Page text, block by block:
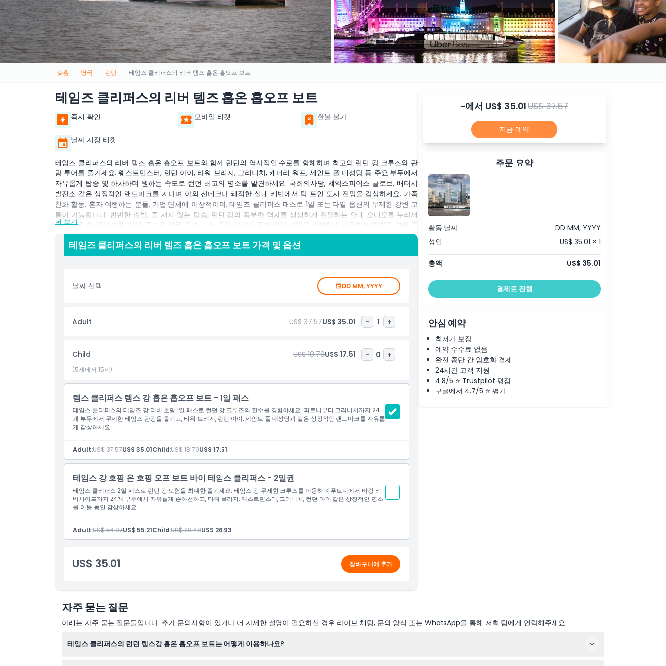
홈 영국 런던 테임즈 클리퍼스의 리버 템즈 홉온 홉오프 보트
테임즈 클리퍼스의 리버 템즈 홉온 홉오프 보트
즉시 확인 모바일 티켓 환불 불가
날짜 지정 티켓
테임즈 클리퍼스의 리버 템즈 홉온 홉오프 보트와 함께 런던의 역사적인 수로를 항해하며 최고의 런던 강 크루즈와 관
광 투어를 즐기세요. 웨스트민스터, 런던 아이, 타워 브리지, 그리니치, 캐너리 워프, 세인트 폴 대성당 등 주요 부두에서
자유롭게 탑승 및 하차하며 원하는 속도로 런던 최고의 명소를 발견하세요. 국회의사당, 셰익스피어스 글로브, 배터시
발전소 같은 상징적인 랜드마크를 지나며 야외 선데크나 쾌적한 실내 캐빈에서 탁 트인 도시 전망을 감상하세요. 가족
친화 활동, 혼자 여행하는 분들, 기업 단체에 이상적이며, 테임즈 클리퍼스 패스로 1일 또는 다일 옵션의 무제한 강변 교
통이 가능합니다. 빈번한 출발, 줄 서지 않는 탑승, 런던 강의 풍부한 역사를 생생하게 전달하는 안내 오디오를 누리세
요. 로맨틱한 런던 여행 일정, 즐거운 영국 휴가, 또는 중앙 런던과 동부 런던 지역을 간편하게 이동하는 방법을 계획 중
이라면, 테임즈 클리퍼스의 리버 템즈 홉온 홉오프 보트는 잊지 못할 런던 보트 투어 경험을 위한 티켓입니다. 지금 예약
하여 원활한 해변 관광을 만끽하세요.
포함되지 않는 사항
알아야 할 사항
위치
취소 정책
더 보기
테임즈 클리퍼스의 리버 템즈 홉온 홉오프 보트 가격 및 옵션
날짜 선택 DD MM, YYYY
Adult US$ 37.57US$ 35.01 - 1 +
Child US$ 18.79US$ 17.51 - 0 +
(5세에서 15세)
템스 클리퍼스 템스 강 홉온 홉오프 보트 - 1일 패스
테임스 클리퍼스의 테임즈 강 리버 호핑 1일 패스로 런던 강 크루즈의 진수를 경험하세요. 퍼트니부터 그리니치까지 24
개 부두에서 무제한 테임즈 관광을 즐기고, 타워 브리지, 런던 아이, 세인트 폴 대성당과 같은 상징적인 랜드마크를 자유롭
게 감상하세요.
Adult:US$ 37.57US$ 35.01Child:US$ 18.79US$ 17.51
테임스 강 호핑 온 호핑 오프 보트 바이 테임스 클리퍼스 - 2일권
테임스 클리퍼스 2일 패스로 런던 강 모험을 최대한 즐기세요. 테임스 강 무제한 크루즈를 이용하며 푸트니에서 바킹 리
버사이드까지 24개 부두에서 자유롭게 승하선하고, 타워 브리지, 웨스트민스터, 그리니치, 런던 아이 같은 상징적인 명소
를 이틀 동안 감상하세요.
Adult:US$ 56.97US$ 55.21Child:US$ 28.48US$ 26.93
US$ 35.01 장바구니에 추가
~에서 US$ 35.01US$ 37.57
지금 예약
주문 요약
활동 날짜
DD MM, YYYY
성인
US$ 35.01 × 1
총액 US$ 35.01
결제로 진행
안심 예약
최저가 보장
예약 수수료 없음
완전 종단 간 암호화 결제
24시간 고객 지원
4.8/5 ⭐ Trustpilot 평점
구글에서 4.7/5 ⭐ 평가
자주 묻는 질문
아래는 자주 묻는 질문들입니다. 추가 문의사항이 있거나 더 자세한 설명이 필요하신 경우 라이브 채팅, 문의 양식 또는 WhatsApp을 통해 저희 팀에게 연락해주세요.
테임스 클리퍼스의 런던 템스강 홉온 홉오프 보트는 어떻게 이용하나요?